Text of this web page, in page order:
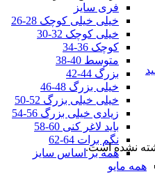
فری سایز
خیلی خیلی کوچک 28-26
خیلی کوچک 32-30
کوچک 36-34
متوسط 40-38
بزرگ 44-42
خیلی بزرگ 48-46
خیلی خیلی بزرگ 52-50
زیادی خیلی بزرگ 56-54
باید لاغر کنی 60-58
نگم برات 64-62
همه بر اساس سایز
همه مایو
نشده است.